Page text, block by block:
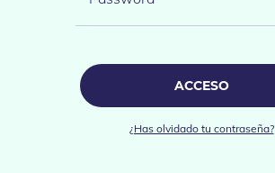
ACCESO
¿Has olvidado tu contraseña?